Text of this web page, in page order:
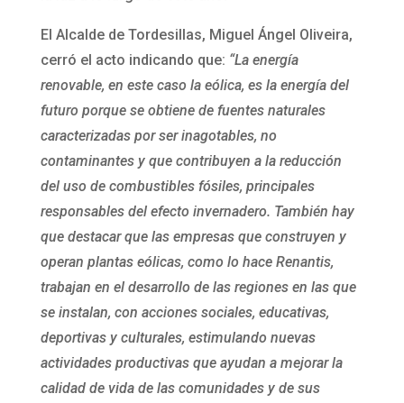
El Alcalde de Tordesillas, Miguel Ángel Oliveira,
cerró el acto indicando que: “La energía
renovable, en este caso la eólica, es la energía del
futuro porque se obtiene de fuentes naturales
caracterizadas por ser inagotables, no
contaminantes y que contribuyen a la reducción
del uso de combustibles fósiles, principales
responsables del efecto invernadero. También hay
que destacar que las empresas que construyen y
operan plantas eólicas, como lo hace Renantis,
trabajan en el desarrollo de las regiones en las que
se instalan, con acciones sociales, educativas,
deportivas y culturales, estimulando nuevas
actividades productivas que ayudan a mejorar la
calidad de vida de las comunidades y de sus